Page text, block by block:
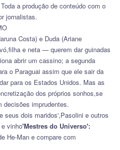
a produção de conteúdo com o
jornalistas.
Costa) e Duda (Ariane
e neta — querem dar guinadas
abrir um cassino; a segunda
o Paraguai assim que ele sair da
para os Estados Unidos. Mas as
dos próprios sonhos,se
decisões imprudentes.
seus dois maridos',Pasolini e outros
vinho'Mestres do Universo':
He-Man e compare com